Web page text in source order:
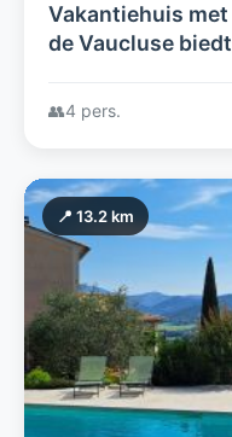
Vakantiehuis
de Vaucluse
👥4 pers.
📍 13.2 km